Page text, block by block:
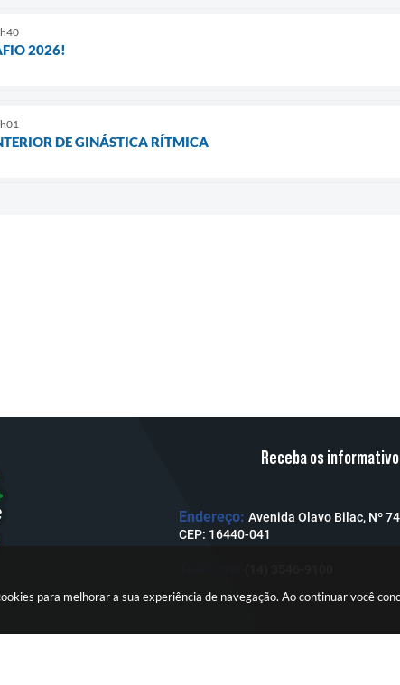
para melhorar a sua experiência de navegação. Ao continuar você
2026!
DE GINÁSTICA RÍTMICA
Receba os
Endereço: Avenida Olavo Bilac, Nº
CEP: 16440-041